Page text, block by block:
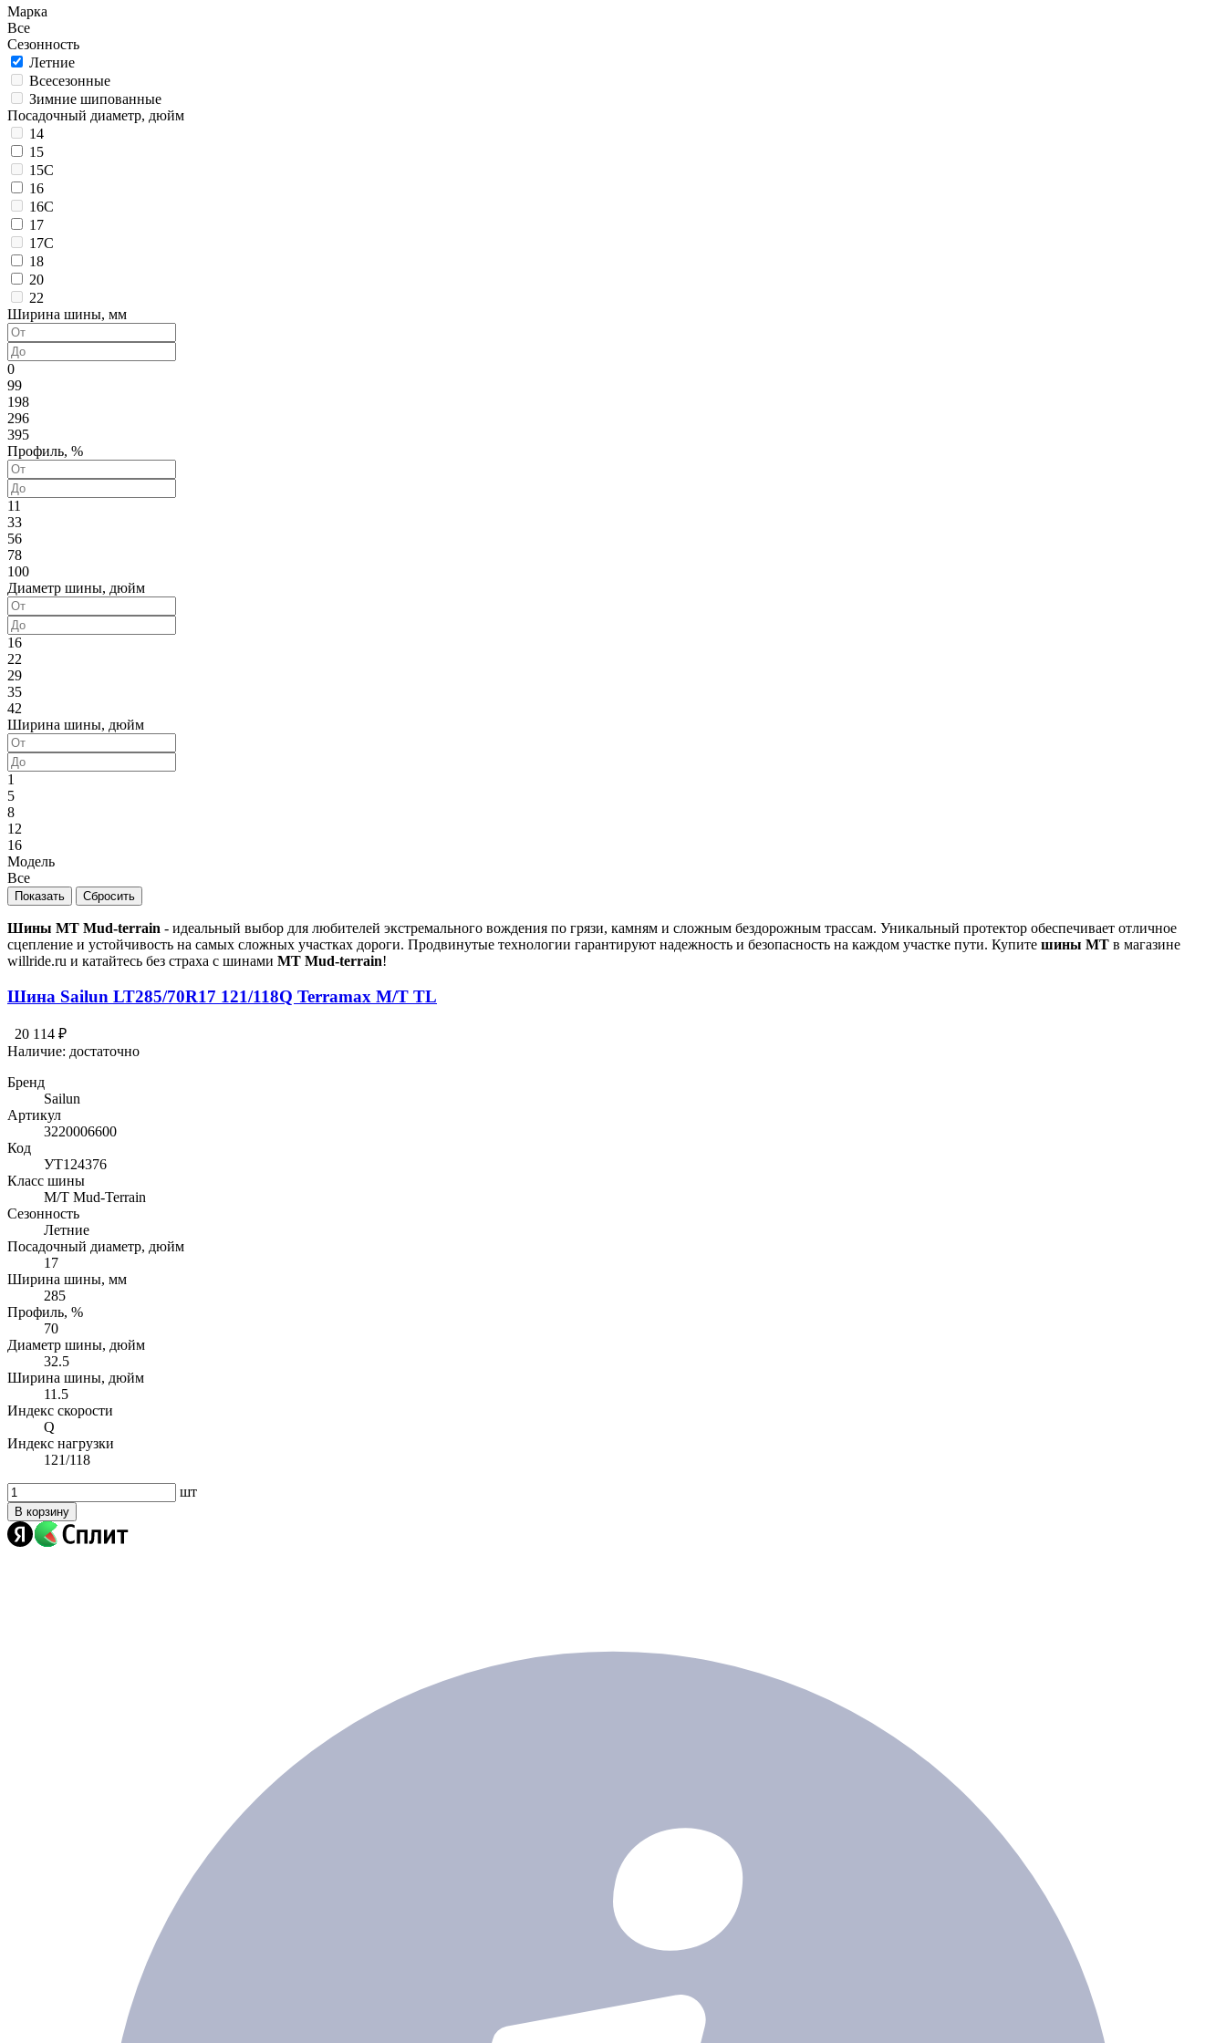
Марка
Все
Сезонность
Летние
Всесезонные
Зимние шипованные
Посадочный диаметр, дюйм
14
15
15C
16
16C
17
17C
18
20
22
Ширина шины, мм
0
99
198
296
395
Профиль, %
11
33
56
78
100
Диаметр шины, дюйм
16
22
29
35
42
Ширина шины, дюйм
1
5
8
12
16
Модель
Все
Шины MT Mud-terrain - идеальный выбор для любителей экстремального вождения по грязи, камням и сложным бездорожным трассам. Уникальный протектор обеспечивает отличное
сцепление и устойчивость на самых сложных участках дороги. Продвинутые технологии гарантируют надежность и безопасность на каждом участке пути. Купите шины MT в магазине
willride.ru и катайтесь без страха с шинами MT Mud-terrain!
Шина Sailun LT285/70R17 121/118Q Terramax M/T TL
20 114 ₽
Наличие: достаточно
Бренд
Sailun
Артикул
3220006600
Код
УТ124376
Класс шины
M/T Mud-Terrain
Сезонность
Летние
Посадочный диаметр, дюйм
17
Ширина шины, мм
285
Профиль, %
70
Диаметр шины, дюйм
32.5
Ширина шины, дюйм
11.5
Индекс скорости
Q
Индекс нагрузки
121/118
шт
В корзину